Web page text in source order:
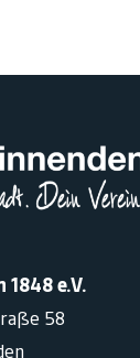
1848 e.V.
58